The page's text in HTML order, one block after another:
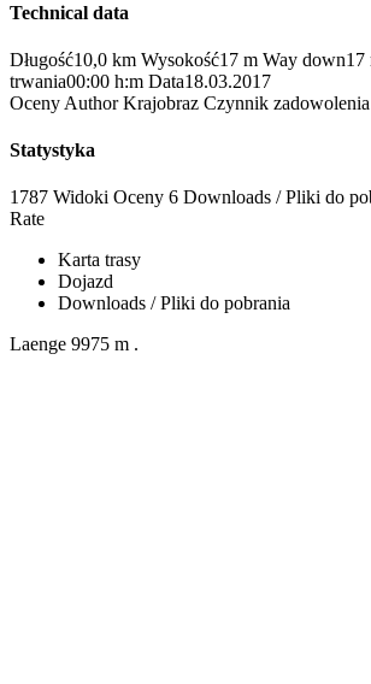
Technical data
Długość10,0 km Wysokość17 m Way down17
trwania00:00 h:m Data18.03.2017
Oceny Author Krajobraz Czynnik zadowolenia
Statystyka
1787 Widoki Oceny 6 Downloads / Pliki do
Rate
Karta trasy
Dojazd
Downloads / Pliki do pobrania
Laenge 9975 m .